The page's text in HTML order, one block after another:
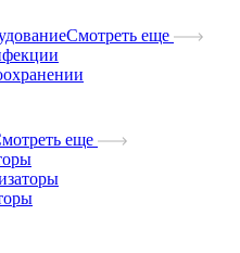
Смотреть еще
еще